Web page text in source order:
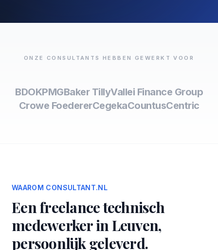
ONZE CONSULTANTS HEBBEN GEWERKT VOOR
BDOKPMGBaker TillyVallei Finance Group
Crowe FoedererCegekaCountusCentric
WAAROM CONSULTANT.NL
Een freelance technisch
medewerker in Leuven,
persoonlijk geleverd.